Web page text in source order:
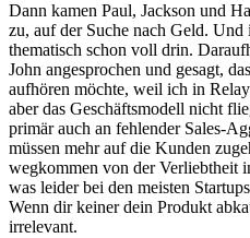
Dann kamen Paul, Jackson und
zu, auf der Suche nach Geld. Und
thematisch schon voll drin.
John angesprochen und gesagt,
aufhören möchte, weil ich in
aber das Geschäftsmodell nicht
primär auch an fehlender Sales-
müssen mehr auf die Kunden
wegkommen von der Verliebtheit
was leider bei den meisten
Wenn dir keiner dein Produkt
irrelevant.